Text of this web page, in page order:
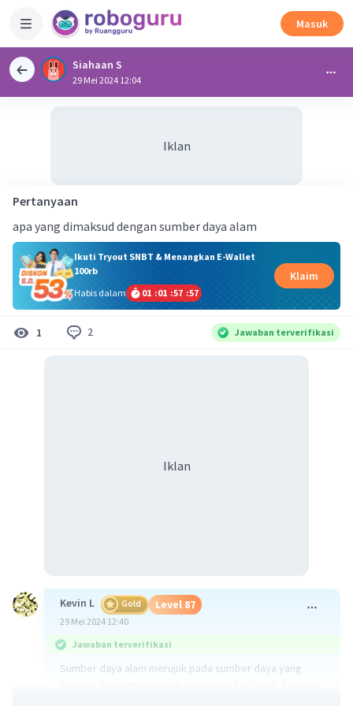
Masuk
Siahaan S
29 Mei 2024 12:04
Iklan
Pertanyaan
apa yang dimaksud dengan sumber daya alam
Ikuti Tryout SNBT & Menangkan E-Wallet
100rb
Habis dalam
01 :01 :57 :56
Klaim
1 2 Jawaban terverifikasi
Iklan
Kevin L Gold Level 87
29 Mei 2024 12:40
Jawaban terverifikasi
Sumber daya alam merujuk pada sumber daya yang